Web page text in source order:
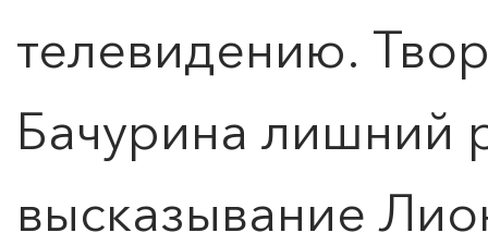
телевидению.
Бачурина лишний
высказывание